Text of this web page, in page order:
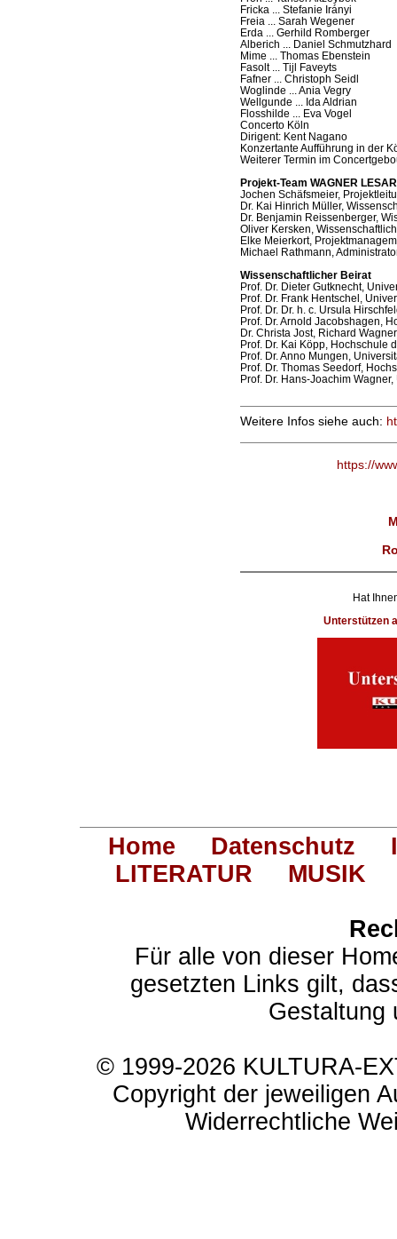
Fricka ... Stefanie Irányi
Freia ... Sarah Wegener
Erda ... Gerhild Romberger
Alberich ... Daniel Schmutzhard
Mime ... Thomas Ebenstein
Fasolt ... Tijl Faveyts
Fafner ... Christoph Seidl
Woglinde ... Ania Vegry
Wellgunde ... Ida Aldrian
Flosshilde ... Eva Vogel
Concerto Köln
Dirigent: Kent Nagano
Konzertante Aufführung in der
Weiterer Termin im
Projekt-Team WAGNER
Jochen Schäfsmeier,
Dr. Kai Hinrich Müller,
Dr. Benjamin Reissenberger,
Oliver Kersken,
Elke Meierkort,
Michael Rathmann,
Wissenschaftlicher Beirat
Prof. Dr. Dieter Gutknecht,
Prof. Dr. Frank Hentschel,
Prof. Dr. Dr. h. c. Ursula
Prof. Dr. Arnold Jacobshagen,
Dr. Christa Jost, Richard
Prof. Dr. Kai Köpp, Hochschule
Prof. Dr. Anno Mungen,
Prof. Dr. Thomas Seedorf,
Prof. Dr. Hans-Joachim
Weitere Infos siehe auch:
https://
Hat
Unterstützen
Home Datenschutz
LITERATUR
MUSIK
Für alle von dieser
gesetzten Links gilt,
Gestaltung
© 1999-2026 KULTURA-
Copyright der jeweiligen
Widerrechtliche